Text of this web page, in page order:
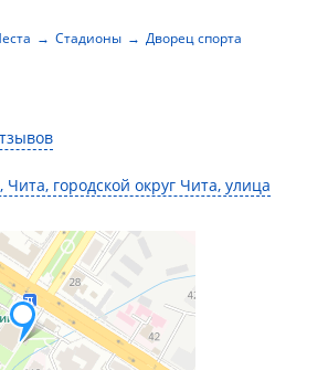
городской округ Чита, улица
Стадионы Дворец спорта